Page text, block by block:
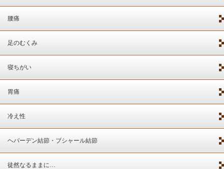
腰痛
足のむくみ
寝ちがい
胃痛
冷え性
ヘバーデン結節・ブシャール結節
徒然なるままに…